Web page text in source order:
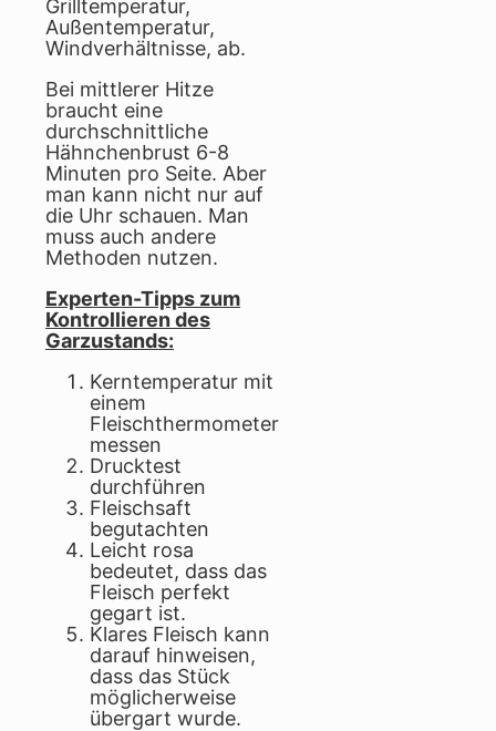
Grilltemperatur,
Außentemperatur,
Windverhältnisse, ab.
Bei mittlerer Hitze
braucht eine
durchschnittliche
Hähnchenbrust 6-8
Minuten pro Seite. Aber
man kann nicht nur auf
die Uhr schauen. Man
muss auch andere
Methoden nutzen.
Experten-Tipps zum
Kontrollieren des
Garzustands:
Kerntemperatur mit
einem
Fleischthermometer
messen
Drucktest
durchführen
Fleischsaft
begutachten
Leicht rosa
bedeutet, dass das
Fleisch perfekt
gegart ist.
Klares Fleisch kann
darauf hinweisen,
dass das Stück
möglicherweise
übergart wurde.